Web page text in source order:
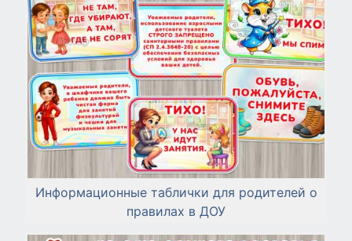
Информационные таблички для родителей о
правилах в ДОУ